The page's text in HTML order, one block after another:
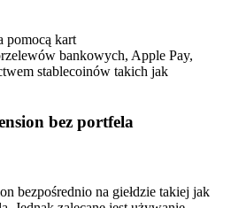
pomocą kart
bankowych, Apple Pay,
stablecoinów takich jak
bez portfela
bezpośrednio na giełdzie takiej jak